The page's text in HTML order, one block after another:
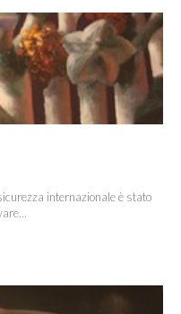
internazionale è stato